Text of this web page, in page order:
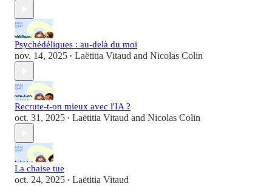
Psychédéliques : au-delà du moi
nov. 14, 2025 • Laëtitia Vitaud and Nicolas Colin
Recrute-t-on mieux avec l'IA ?
oct. 31, 2025 • Laëtitia Vitaud and Nicolas Colin
La chaise tue
oct. 24, 2025 • Laëtitia Vitaud